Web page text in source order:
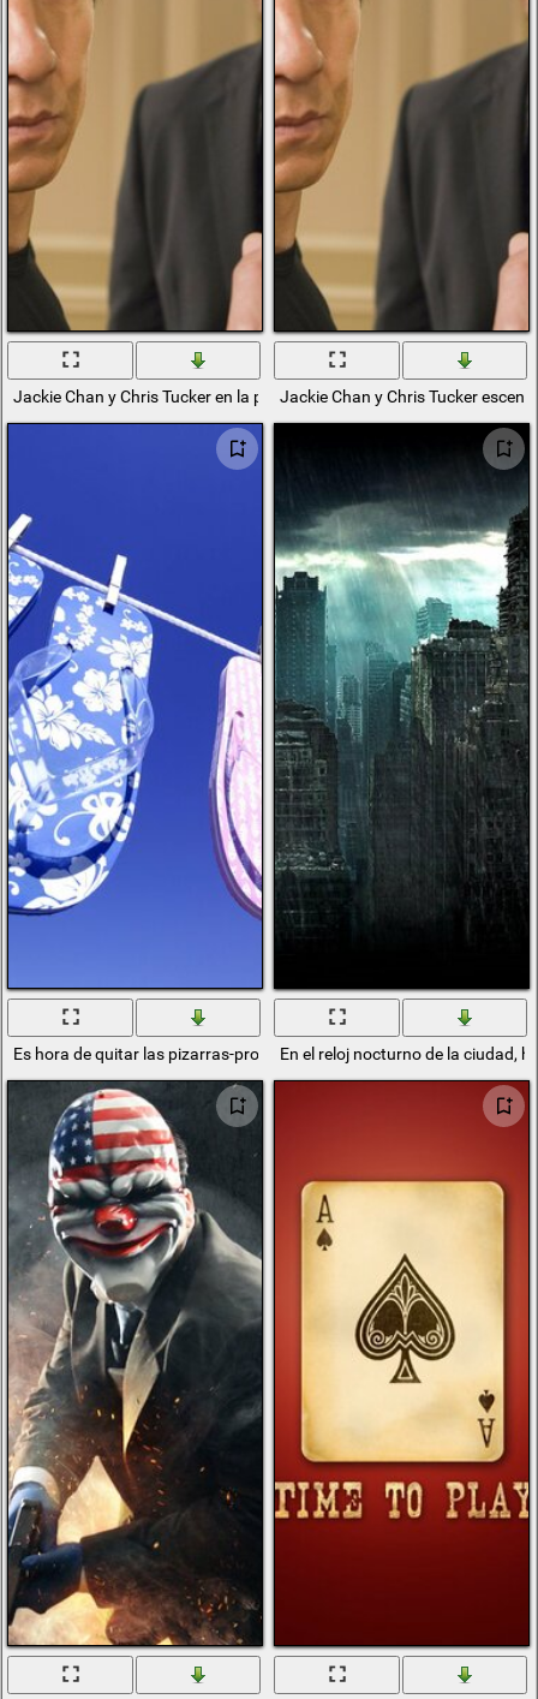
Jackie Chan y Chris Tucker en la película hora punta
Jackie Chan y Chris Tucker
Es hora de quitar las pizarras-pronto el veranoEn el reloj nocturno de la ciudad,